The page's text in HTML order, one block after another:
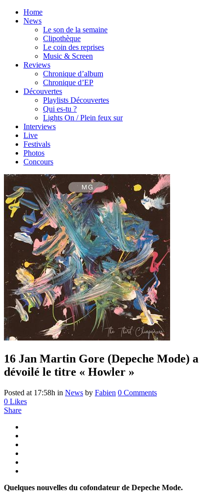
Home
News
Le son de la semaine
Clipothèque
Le coin des reprises
Music & Screen
Reviews
Chronique d’album
Chronique d’EP
Découvertes
Playlists Découvertes
Qui es-tu ?
Lights On / Plein feux sur
Interviews
Live
Festivals
Photos
Concours
16 Jan Martin Gore (Depeche Mode) a
dévoilé le titre « Howler »
Posted at 17:58h in News by Fabien 0 Comments
0 Likes
Share
Quelques nouvelles du cofondateur de Depeche Mode.